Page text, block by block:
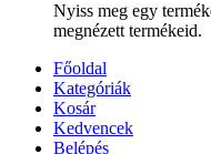
Nyiss meg egy
megnézett termékeid.
Főoldal
Kategóriák
Kosár
Kedvencek
Belépés